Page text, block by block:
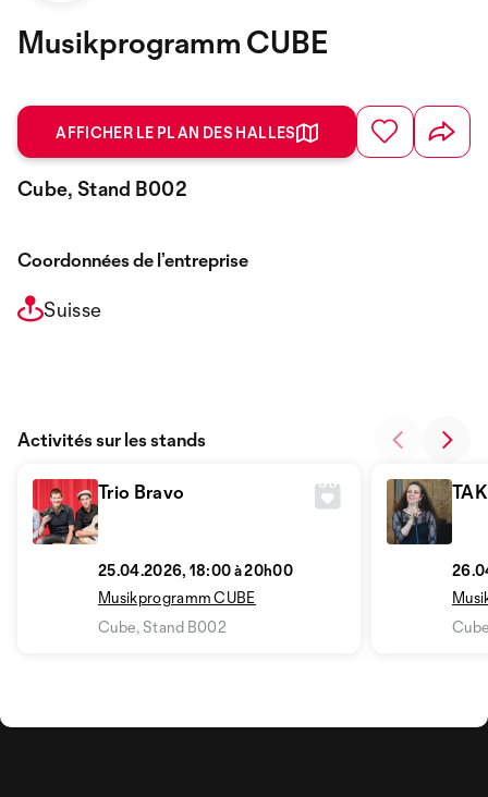
Musikprogramm CUBE
AFFICHER LE PLAN DES HALLES
Cube, Stand B002
Coordonnées de l’entreprise
Suisse
Trio Bravo
25.04.2026, 18:00 à 20h00
Musikprogramm CUBE
Cube, Stand B002
Activités sur les stands